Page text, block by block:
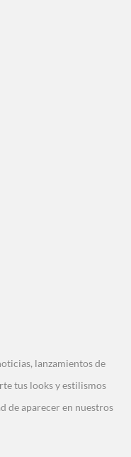
lanzamientos de
tus looks y estilismos
de aparecer en nuestros